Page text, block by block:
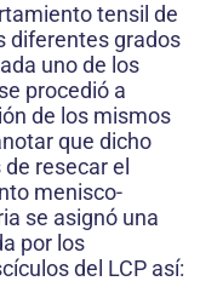
tensil de
diferentes grados
uno de los
procedió a
de los mismos
que dicho
resecar el
menisco-
se asignó una
por los
del LCP así: